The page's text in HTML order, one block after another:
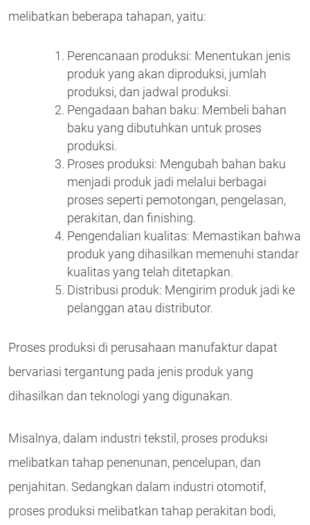
melibatkan beberapa tahapan, yaitu:
Perencanaan produksi: Menentukan jenis
produk yang akan diproduksi, jumlah
produksi, dan jadwal produksi.
Pengadaan bahan baku: Membeli bahan
baku yang dibutuhkan untuk proses
produksi.
Proses produksi: Mengubah bahan baku
menjadi produk jadi melalui berbagai
proses seperti pemotongan, pengelasan,
perakitan, dan finishing.
Pengendalian kualitas: Memastikan bahwa
produk yang dihasilkan memenuhi standar
kualitas yang telah ditetapkan.
Distribusi produk: Mengirim produk jadi ke
pelanggan atau distributor.
Proses produksi di perusahaan manufaktur dapat
bervariasi tergantung pada jenis produk yang
dihasilkan dan teknologi yang digunakan.
Misalnya, dalam industri tekstil, proses produksi
melibatkan tahap penenunan, pencelupan, dan
penjahitan. Sedangkan dalam industri otomotif,
proses produksi melibatkan tahap perakitan bodi,